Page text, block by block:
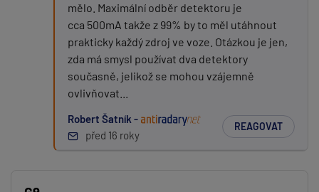
mělo. Maximální odběr detektoru je
cca 500mA takže z 99% by to měl utáhnout
prakticky každý zdroj ve voze. Otázkou je jen,
zda má smysl používat dva detektory
současně, jelikož se mohou vzájemně
ovlivňovat...
Robert Šatník -
před 16 roky
REAGOVAT